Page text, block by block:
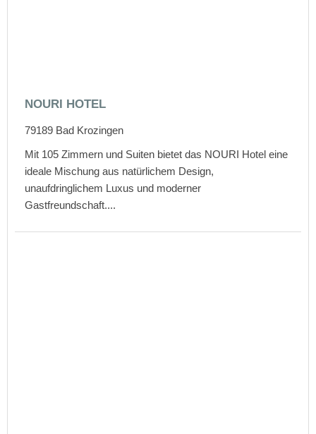
NOURI HOTEL
79189 Bad Krozingen
Mit 105 Zimmern und Suiten bietet das NOURI Hotel eine
ideale Mischung aus natürlichem Design,
unaufdringlichem Luxus und moderner
Gastfreundschaft....